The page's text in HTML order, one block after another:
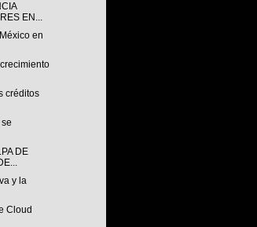
EN...
en
créditos
DE
y la
Cloud